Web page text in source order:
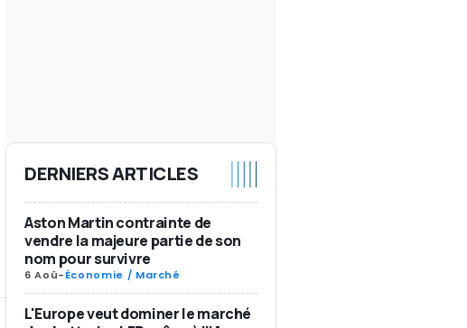
DERNIERS ARTICLES
Aston Martin contrainte de
vendre la majeure partie de son
nom pour survivre
6 Aoû-Économie / Marché
L'Europe veut dominer le marché